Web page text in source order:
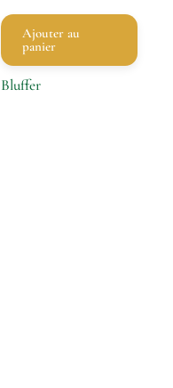
Ajouter au
panier
Bluffer